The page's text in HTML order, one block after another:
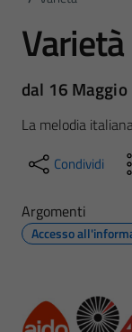
Varietà
dal 16
La melodia
Condividi
Argomenti
Accesso